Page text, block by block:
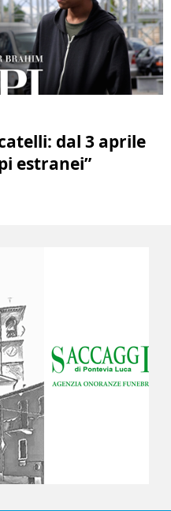
dal 3 aprile
estranei”